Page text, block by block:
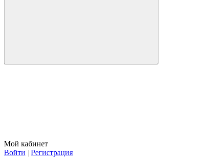
Мой кабинет
Войти | Регистрация